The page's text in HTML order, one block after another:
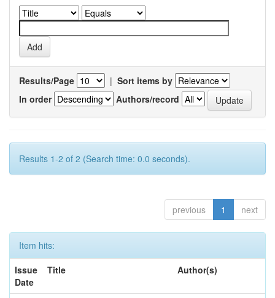
Results/Page | Sort items by
In order
Authors/record
Results 1-2 of 2 (Search time: 0.0 seconds).
previous 1 next
Item hits:
Issue
Date
Title Author(s)